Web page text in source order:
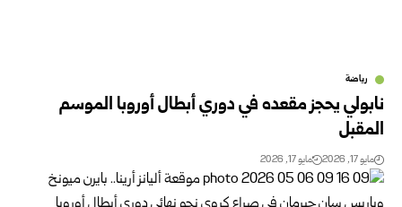
رياضة
نابولي يحجز مقعده في دوري أبطال أوروبا الموسم
المقبل
مايو 17, 2026 مايو 17, 2026